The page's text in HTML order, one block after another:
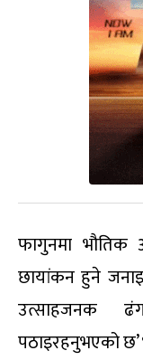
फागुनमा भौतिक
छायांकन हुने
उत्साहजनक
पठाइरहनुभएको छ’